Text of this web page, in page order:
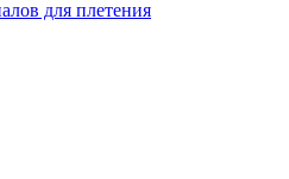
для плетения